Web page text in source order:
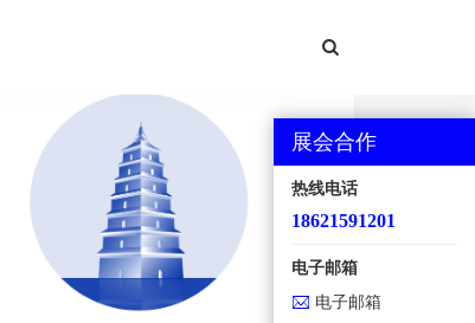
展会合作
热线电话
18621591201
电子邮箱
电子邮箱